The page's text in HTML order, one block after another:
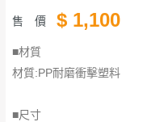
售 價 $ 1,100
■材質
材質:PP耐磨衝擊塑料
■尺寸